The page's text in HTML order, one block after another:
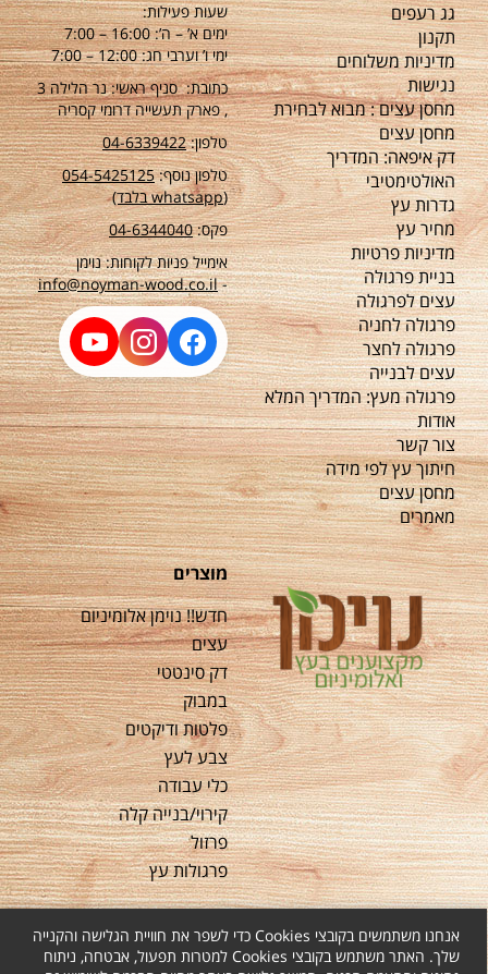
שעות פעילות:
ימים א’ – ה’: 16:00 – 7:00
ימי ו’ וערבי חג: 12:00 – 7:00
כתובת: סניף ראשי: נר הלילה 3
, פארק תעשייה דרומי קסריה
טלפון:04-6339422
טלפון נוסף:
054-5425125
(whatsapp בלבד)
פקס:04-6344040
אימייל פניות לקוחות: נוימן
-
info@noyman-wood.co.il
גג רעפים
תקנון
מדיניות משלוחים
נגישות
מחסן עצים : מבוא לבחירת
מחסן עצים
דק איפאה: המדריך
האולטימטיבי
גדרות עץ
מחיר עץ
מדיניות פרטיות
בניית פרגולה
עצים לפרגולה
פרגולה לחניה
פרגולה לחצר
עצים לבנייה
פרגולה מעץ: המדריך המלא
אודות
צור קשר
חיתוך עץ לפי מידה
מחסן עצים
מאמרים
מוצרים
חדש!! נוימן אלומיניום
עצים
דק סינטטי
במבוק
פלטות ודיקטים
צבע לעץ
כלי עבודה
קירוי/בנייה קלה
פרזול
פרגולות עץ
אנחנו משתמשים בקובצי Cookies כדי לשפר את חוויית הגלישה והקנייה
שלך. האתר משתמש בקובצי Cookies למטרות תפעול, אבטחה, ניתוח